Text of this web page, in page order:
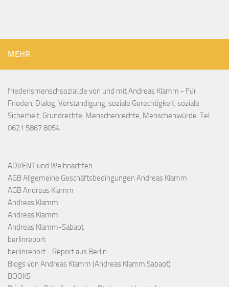
MEHR
friedensmenschsozial.de von und mit Andreas Klamm - Für
Frieden, Dialog, Verständigung, soziale Gerechtigkeit, soziale
Sicherheit, Grundrechte, Menschenrechte, Menschenwürde. Tel.
0621 5867 8054
ADVENT und Weihnachten
AGB Allgemeine Geschäftsbedingungen Andreas Klamm
AGB Andreas Klamm
Andreas Klamm
Andreas Klamm
Andreas Klamm-Sabaot
berlinreport
berlinreport - Report aus Berlin
Blogs von Andreas Klamm (Andreas Klamm Sabaot)
BOOKS